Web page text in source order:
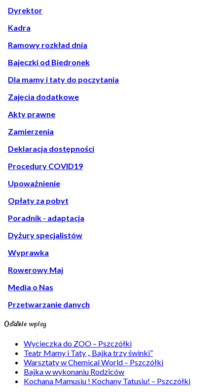
Dyrektor
Kadra
Ramowy rozkład dnia
Bajeczki od Biedronek
Dla mamy i taty do poczytania
Zajęcia dodatkowe
Akty prawne
Zamierzenia
Deklaracja dostępności
Procedury COVID19
Upoważnienie
Opłaty za pobyt
Poradnik - adaptacja
Dyżury specjalistów
Wyprawka
Rowerowy Maj
Media o Nas
Przetwarzanie danych
Ostatnie wpisy
Wycieczka do ZOO – Pszczółki
Teatr Mamy i Taty ,, Bajka trzy świnki”
Warsztaty w Chemical World – Pszczółki
Bajka w wykonaniu Rodziców
Kochana Mamusiu ! Kochany Tatusiu! – Pszczółki